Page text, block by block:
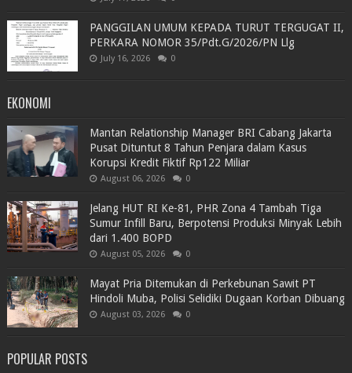
PANGGILAN UMUM KEPADA TURUT TERGUGAT II,
PERKARA NOMOR 35/Pdt.G/2026/PN Llg
July 16, 2026 0
EKONOMI
Mantan Relationship Manager BRI Cabang Jakarta
Pusat Dituntut 8 Tahun Penjara dalam Kasus
Korupsi Kredit Fiktif Rp122 Miliar
August 06, 2026 0
Jelang HUT RI Ke-81, PHR Zona 4 Tambah Tiga
Sumur Infill Baru, Berpotensi Produksi Minyak Lebih
dari 1.400 BOPD
August 05, 2026 0
Mayat Pria Ditemukan di Perkebunan Sawit PT
Hindoli Muba, Polisi Selidiki Dugaan Korban Dibuang
August 03, 2026 0
POPULAR POSTS